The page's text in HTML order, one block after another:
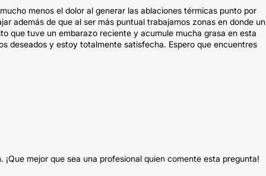
menos el dolor al generar las ablaciones térmicas punto por
además de que al ser más puntual trabajamos zonas en donde un
que tuve un embarazo reciente y acumule mucha grasa en esta
deseados y estoy totalmente satisfecha. Espero que encuentres
mejor que sea una profesional quien comente esta pregunta!